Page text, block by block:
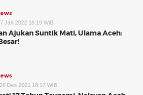
Jan 2022 18:19 WIB
Ajukan Suntik Mati, Ulama Aceh:
Des 2021 18:17 WIB